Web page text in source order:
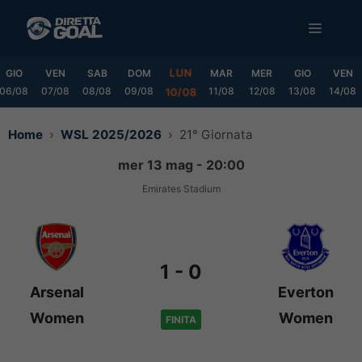
MENU
GIO
06/08
VEN
07/08
SAB
08/08
DOM
09/08
LUN
10/08
MAR
11/08
MER
12/08
GIO
13/08
VEN
14/08
Home WSL 2025/2026 21° Giornata
mer 13 mag - 20:00
Emirates Stadium
Arsenal
Women
1 - 0
FINITA
Everton
Women